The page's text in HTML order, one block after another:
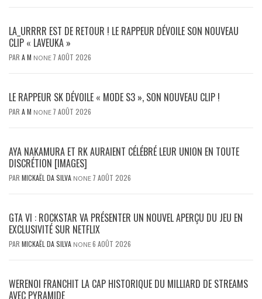
LA_URRRR EST DE RETOUR ! LE RAPPEUR DÉVOILE SON NOUVEAU
CLIP « LAVEUKA »
PAR A M NONE 7 AOÛT 2026
LE RAPPEUR SK DÉVOILE « MODE S3 », SON NOUVEAU CLIP !
PAR A M NONE 7 AOÛT 2026
AYA NAKAMURA ET RK AURAIENT CÉLÉBRÉ LEUR UNION EN TOUTE
DISCRÉTION [IMAGES]
PAR MICKAËL DA SILVA NONE 7 AOÛT 2026
GTA VI : ROCKSTAR VA PRÉSENTER UN NOUVEL APERÇU DU JEU EN
EXCLUSIVITÉ SUR NETFLIX
PAR MICKAËL DA SILVA NONE6 AOÛT 2026
WERENOI FRANCHIT LA CAP HISTORIQUE DU MILLIARD DE STREAMS
AVEC PYRAMIDE